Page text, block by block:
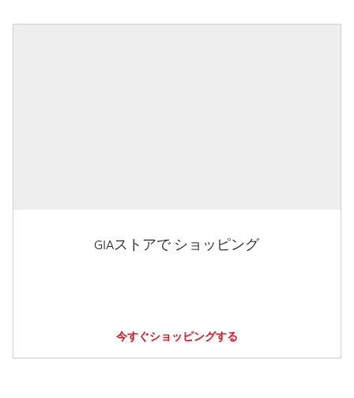
GIAストアで ショッピング
今すぐショッピングする